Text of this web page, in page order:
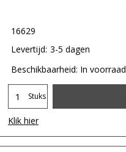
16629
Levertijd: 3-5 dagen
Beschikbaarheid: In voorraad
Stuks
Klik hier